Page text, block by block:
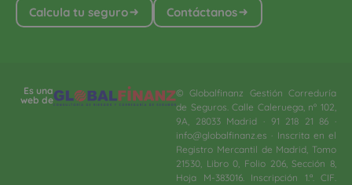
Calcula tu seguro Contáctanos
Es una
web de
© Globalfinanz Gestión Correduría
de Seguros. Calle Caleruega, nº 102,
9A, 28033 Madrid · 91 218 21 86 ·
info@globalfinanz.es · Inscrita en el
Registro Mercantil de Madrid, Tomo
21530, Libro 0, Folio 206, Sección 8,
Hoja M-383016. Inscripción 1.ª. CIF.